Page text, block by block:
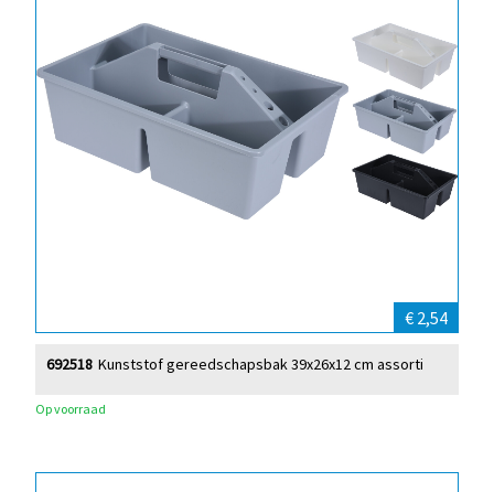
€ 2,54
Kunststof gereedschapsbak 39x26x12 cm assorti
692518
Op voorraad